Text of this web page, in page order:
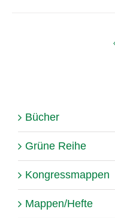
Bücher
Grüne Reihe
Kongressmappen
Mappen/Hefte